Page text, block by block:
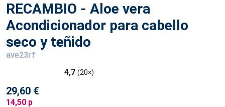
RECAMBIO - Aloe vera
Acondicionador para cabello
seco y teñido
ave23rf
4,7 (20×)
29,60 €
14,50 p